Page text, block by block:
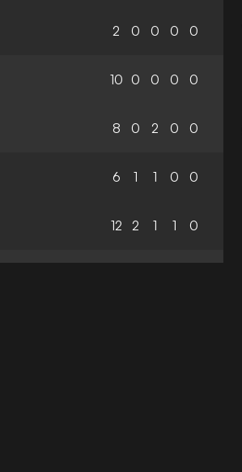
2 0 0 0 0
10 0 0 0 0
8 0 2 0 0
6 1 1 0 0
12 2 1 1 0